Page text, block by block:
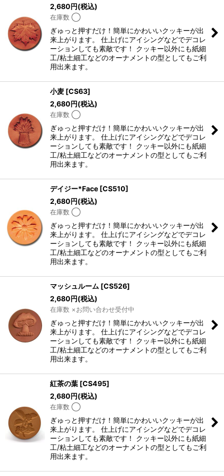
2,680円(税込)
在庫数 ◯
ぎゅっと押すだけ！簡単にかわいいクッキーが出
来上がります。 仕上げにアイシングなどでデコレ
ーションしても素敵です！ クッキー以外にも紙細
工/粘土細工などのオーナメントの型としてもご利
用出来ます。
小麦 [CS63]
2,680円(税込)
在庫数 ◯
ぎゅっと押すだけ！簡単にかわいいクッキーが出
来上がります。 仕上げにアイシングなどでデコレ
ーションしても素敵です！ クッキー以外にも紙細
工/粘土細工などのオーナメントの型としてもご利
用出来ます。
デイジー*Face [CS510]
2,680円(税込)
在庫数 ◯
ぎゅっと押すだけ！簡単にかわいいクッキーが出
来上がります。 仕上げにアイシングなどでデコレ
ーションしても素敵です！ クッキー以外にも紙細
工/粘土細工などのオーナメントの型としてもご利
用出来ます。
マッシュルーム [CS526]
2,680円(税込)
在庫数 ×お問い合わせ受付中
ぎゅっと押すだけ！簡単にかわいいクッキーが出
来上がります。 仕上げにアイシングなどでデコレ
ーションしても素敵です！ クッキー以外にも紙細
工/粘土細工などのオーナメントの型としてもご利
用出来ます。
紅茶の葉 [CS495]
2,680円(税込)
在庫数 ◯
ぎゅっと押すだけ！簡単にかわいいクッキーが出
来上がります。 仕上げにアイシングなどでデコレ
ーションしても素敵です！ クッキー以外にも紙細
工/粘土細工などのオーナメントの型としてもご利
用出来ます。